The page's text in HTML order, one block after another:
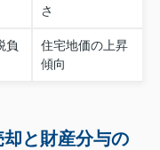
さ
負
住宅地価の上昇
傾向
と財産分与の